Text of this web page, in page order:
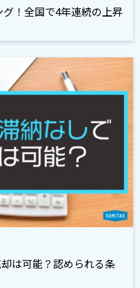
グ！全国で4年連続の上昇
は可能？認められる条